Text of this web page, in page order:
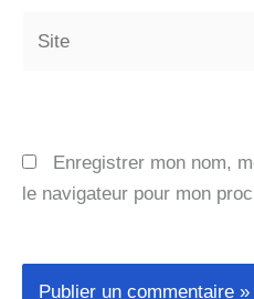
Enregistrer mon nom,
le navigateur pour mon